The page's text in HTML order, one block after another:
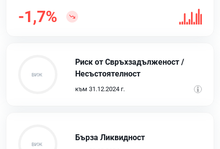
-1,7%
Риск от Свръхзадълженост /
Несъстоятелност
към 31.12.2024 г.
Бърза Ликвидност